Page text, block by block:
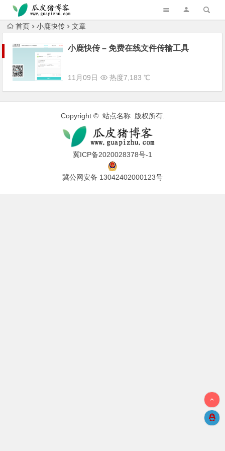
跳转到主内容
首页 小鹿快传 文章
小鹿快传 – 免费在线文件传输工具
11月09日 热度7,183 ℃
Copyright © 站点名称 版权所有.
冀ICP备2020028378号-1
冀公网安备 13042402000123号